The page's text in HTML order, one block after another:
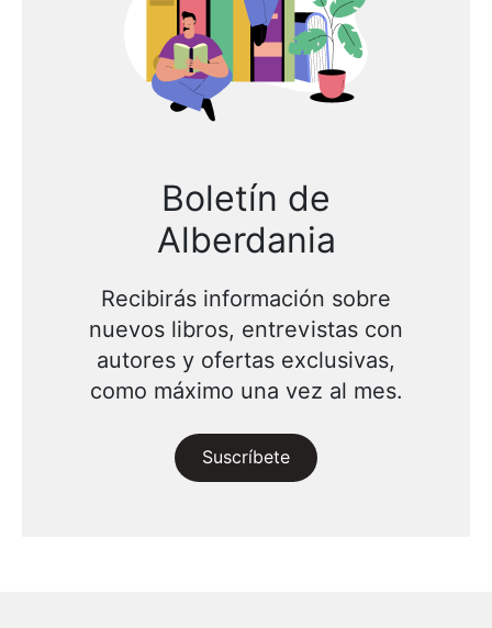
Boletín de
Alberdania
Recibirás información sobre
nuevos libros, entrevistas con
autores y ofertas exclusivas,
como máximo una vez al mes.
Suscríbete